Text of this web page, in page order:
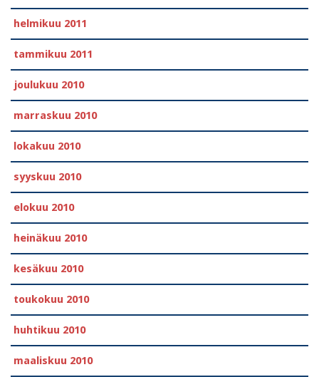
helmikuu 2011
tammikuu 2011
joulukuu 2010
marraskuu 2010
lokakuu 2010
syyskuu 2010
elokuu 2010
heinäkuu 2010
kesäkuu 2010
toukokuu 2010
huhtikuu 2010
maaliskuu 2010